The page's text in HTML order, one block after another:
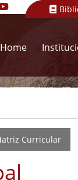
Home
Curricular